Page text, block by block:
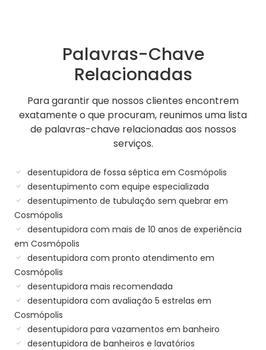
Palavras-Chave
Relacionadas
Para garantir que nossos clientes encontrem
exatamente o que procuram, reunimos uma lista
de palavras-chave relacionadas aos nossos
serviços.
desentupidora de fossa séptica em Cosmópolis
desentupimento com equipe especializada
desentupimento de tubulação sem quebrar em
Cosmópolis
desentupidora com mais de 10 anos de experiência
em Cosmópolis
desentupidora com pronto atendimento em
Cosmópolis
desentupidora mais recomendada
desentupidora com avaliação 5 estrelas em
Cosmópolis
desentupidora para vazamentos em banheiro
desentupidora de banheiros e lavatórios